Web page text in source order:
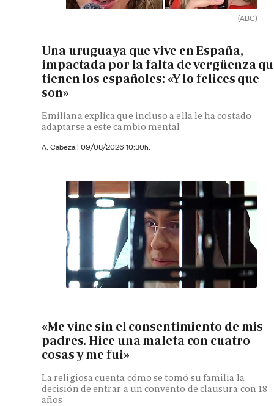
(ABC)
Una uruguaya que vive en España,
impactada por la falta de vergüenza
tienen los españoles: «Y lo felices que
son»
Emiliana explica que incluso a ella le ha costado
adaptarse a este cambio mental
A. Cabeza | 09/08/2026 10:30h.
«Me vine sin el consentimiento de mis
padres. Hice una maleta con cuatro
cosas y me fui»
La religiosa cuenta cómo se tomó su familia la
decisión de entrar a un convento de clausura con 18
años